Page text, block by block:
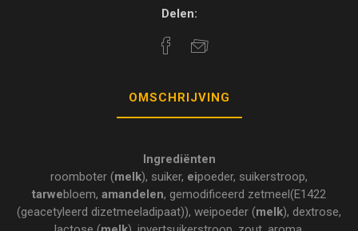
Delen:
OMSCHRIJVING
Ingrediënten
roomboter (melk), suiker, eipoeder, suikerstroop,
tarwebloem, amandelen, gemodificeerd zetmeel(E1422
(geacetyleerd dizetmeeladipaat)), weipoeder (melk), dextrose,